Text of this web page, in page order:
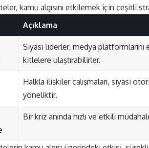
kamu algısını etkilemek için çeşitli
Açıklama
Siyasi liderler, medya platformlarını
kitlelere ulaştırabilirler.
Halkla ilişkiler çalışmaları, siyasi
yöneliktir.
Bir kriz anında hızlı ve etkili